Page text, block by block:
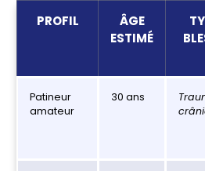
PROFIL
ÂGE
ESTIMÉ
Patineur
amateur
30 ans